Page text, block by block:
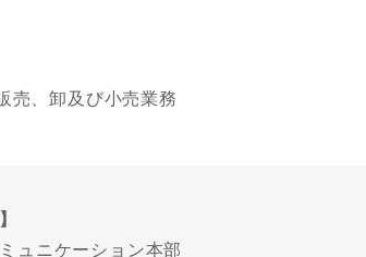
売、卸及び小売業務
ュニケーション本部